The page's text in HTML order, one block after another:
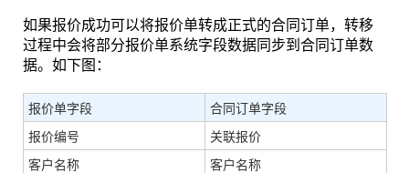
如果报价成功可以将报价单转成正式的合同订单，转移
过程中会将部分报价单系统字段数据同步到合同订单数
据。如下图：
报价单字段
合同订单字段
报价编号
关联报价
客户名称
客户名称